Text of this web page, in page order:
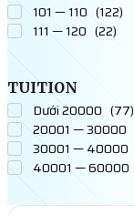
101 — 110 (122)
111 — 120 (22)
TUITION
Dưới 20000 (77)
20001 — 30000
30001 — 40000
40001 — 60000